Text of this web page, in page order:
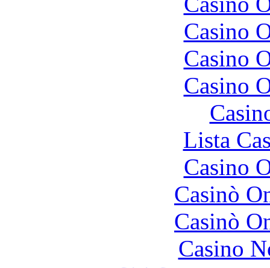
Casino
Casino
Casino
Lista
Casino
Casinò
Casinò
Casino